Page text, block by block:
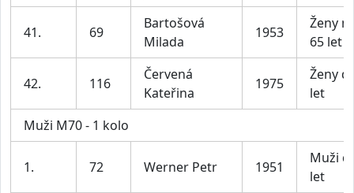
41. 69
Bartošová
Milada
1953
Ženy
65 let
42. 116
Červená
Kateřina
1975
Ženy
let
Muži M70 - 1 kolo
1. 72 Werner Petr 1951
Muži
let